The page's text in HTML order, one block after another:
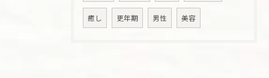
癒し 更年期 男性 美容